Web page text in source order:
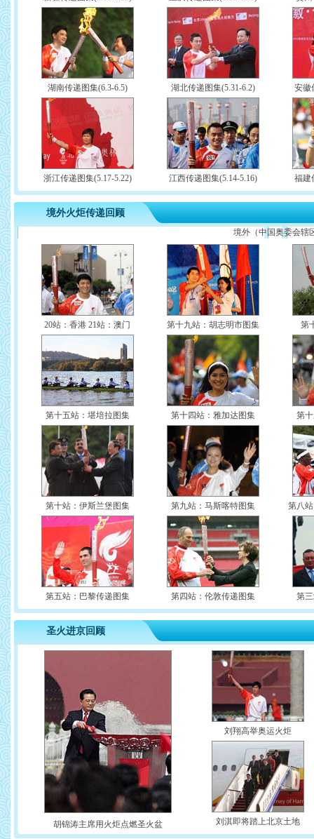
湖南传递图集(6.3-6.5) 湖北传递图集(5.31-6.2) 安徽
浙江传递图集(5.17-5.22) 江西传递图集(5.14-5.16) 福建
境外火炬传递回顾
境外（中国奥委会辖
20站：香港 21站：澳门 第十九站：胡志明市图集 第
第十五站：堪培拉图集 第十四站：雅加达图集 第
第十站：伊斯兰堡图集 第九站：马斯喀特图集 第八
第五站：巴黎传递图集 第四站：伦敦传递图集 第
圣火进京回顾
胡锦涛主席用火炬点燃圣火盆
刘翔高举奥运火炬
刘淇即将踏上北京土地